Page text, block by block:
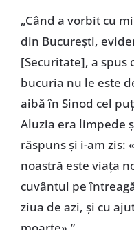
„Când a vorbit cu
din București,
[Securitate], a spus
bucuria nu le este
aibă în Sinod cel
Aluzia era limpede
răspuns și i-am zis:
noastră este viața
cuvântul pe
ziua de azi, și cu